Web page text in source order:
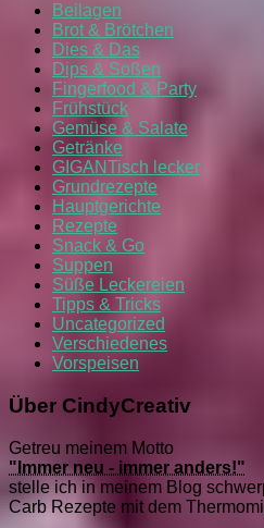
Beilagen
Brot & Brötchen
Dies & Das
Dips & Soßen
Fingerfood & Party
Frühstück
Gemüse & Salate
Getränke
GIGANTisch lecker
Grundrezepte
Hauptgerichte
Rezepte
Snack & Go
Suppen
Süße Leckereien
Tipps & Tricks
Uncategorized
Verschiedenes
Vorspeisen
Über CindyCreativ
Getreu meinem Motto
"Immer neu - immer anders!"
stelle ich in meinem Blog
Carb Rezepte mit dem